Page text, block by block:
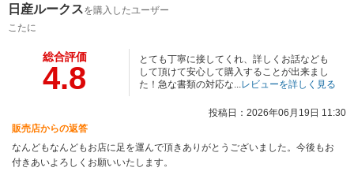
日産ルークスを購入したユーザー
こたに
総合評価
4.8
とても丁寧に接してくれ、詳しくお話なども
して頂けて安心して購入することが出来まし
た！急な書類の対応な...レビューを詳しく見る
投稿日：2026年06月19日 11:30
販売店からの返答
なんどもなんどもお店に足を運んで頂きありがとうございました。今後もお
付きあいよろしくお願いいたします。